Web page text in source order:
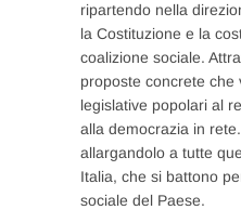
ripartendo nella
la Costituzione e la
coalizione sociale.
proposte concrete che
legislative popolari al
alla democrazia in
allargandolo a tutte
Italia, che si battono
sociale del Paese.